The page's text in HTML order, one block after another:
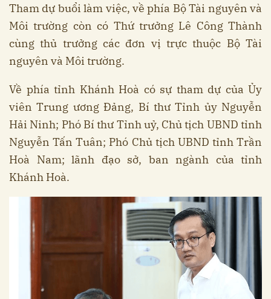
Tham dự buổi làm việc, về phía Bộ Tài nguyên và
Môi trường còn có Thứ trưởng Lê Công Thành
cùng thủ trưởng các đơn vị trực thuộc Bộ Tài
nguyên và Môi trường.
Về phía tỉnh Khánh Hoà có sự tham dự của Ủy
viên Trung ương Đảng, Bí thư Tỉnh ủy Nguyễn
Hải Ninh; Phó Bí thư Tỉnh uỷ, Chủ tịch UBND tỉnh
Nguyễn Tấn Tuân; Phó Chủ tịch UBND tỉnh Trần
Hoà Nam; lãnh đạo sở, ban ngành của tỉnh
Khánh Hoà.